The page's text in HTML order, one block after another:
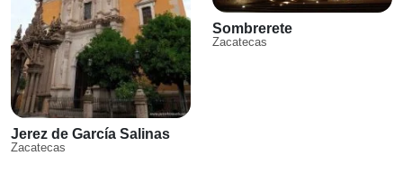
Jerez de García Salinas
Zacatecas
Sombrerete
Zacatecas